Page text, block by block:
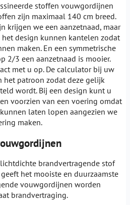
stoffen vouwgordijnen
zijn maximaal 140 cm breed.
krijgen we een aanzetnaad, maar
design kunnen kantelen zodat
maken. En een symmetrische
2/3 een aanzetnaad is mooier.
met u op. De calculator bij uw
het patroon zodat deze gelijk
wordt. Bij een design kunt u
voorzien van een voering omdat
laten lopen aangezien we
maken.
brandvertragende stof
het mooiste en duurzaamste
vouwgordijnen worden
brandvertraging.